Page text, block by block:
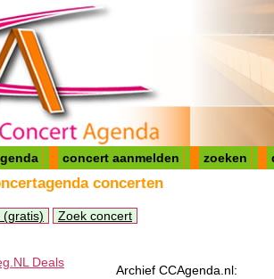
concert aanmelden zoeken
concerten
(gratis) Zoek concert
Archief CCAgenda.nl:
Deals